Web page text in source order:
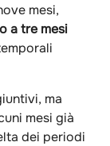
mesi,
a tre mesi
ma
mesi già
dei periodi